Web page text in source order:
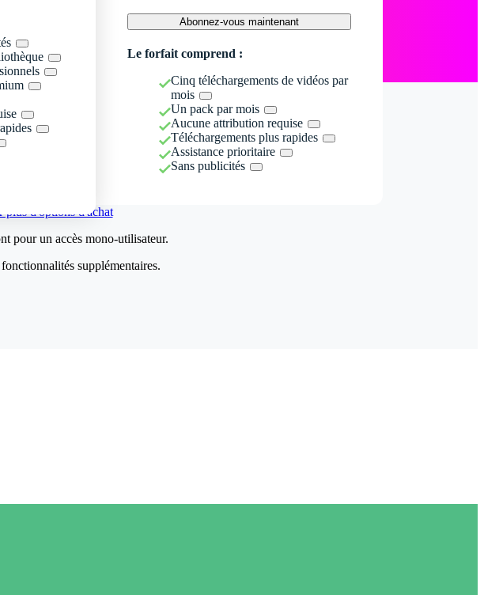
Abonnez-vous maintenant
Le forfait comprend :
Cinq téléchargements de vidéos par
mois
Un pack par mois
Aucune attribution requise
Téléchargements plus rapides
Assistance prioritaire
Sans publicités
plus d'options d'achat
pour un accès mono-utilisateur.
supplémentaires.